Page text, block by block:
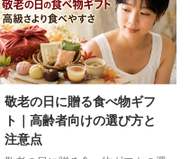
敬老の日に贈る食べ物ギフ
ト｜高齢者向けの選び方と
注意点